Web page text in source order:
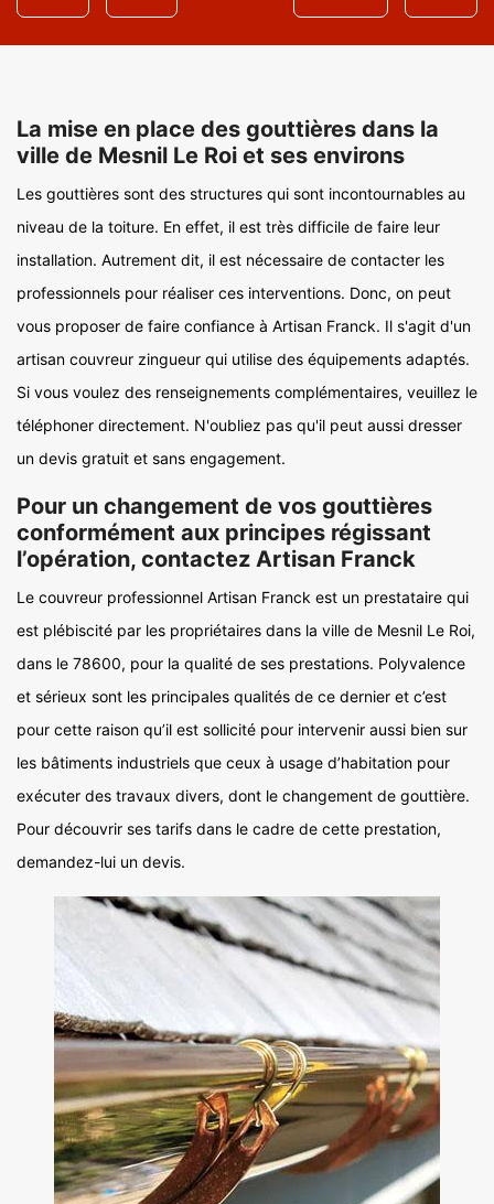
La mise en place des gouttières dans la
ville de Mesnil Le Roi et ses environs
Les gouttières sont des structures qui sont incontournables au
niveau de la toiture. En effet, il est très difficile de faire leur
installation. Autrement dit, il est nécessaire de contacter les
professionnels pour réaliser ces interventions. Donc, on peut
vous proposer de faire confiance à Artisan Franck. Il s'agit d'un
artisan couvreur zingueur qui utilise des équipements adaptés.
Si vous voulez des renseignements complémentaires, veuillez le
téléphoner directement. N'oubliez pas qu'il peut aussi dresser
un devis gratuit et sans engagement.
Pour un changement de vos gouttières
conformément aux principes régissant
l’opération, contactez Artisan Franck
Le couvreur professionnel Artisan Franck est un prestataire qui
est plébiscité par les propriétaires dans la ville de Mesnil Le Roi,
dans le 78600, pour la qualité de ses prestations. Polyvalence
et sérieux sont les principales qualités de ce dernier et c’est
pour cette raison qu’il est sollicité pour intervenir aussi bien sur
les bâtiments industriels que ceux à usage d’habitation pour
exécuter des travaux divers, dont le changement de gouttière.
Pour découvrir ses tarifs dans le cadre de cette prestation,
demandez-lui un devis.